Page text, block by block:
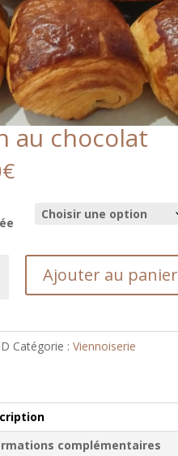
au chocolat
€
Ajouter au panier
Catégorie : Viennoiserie
complémentaires